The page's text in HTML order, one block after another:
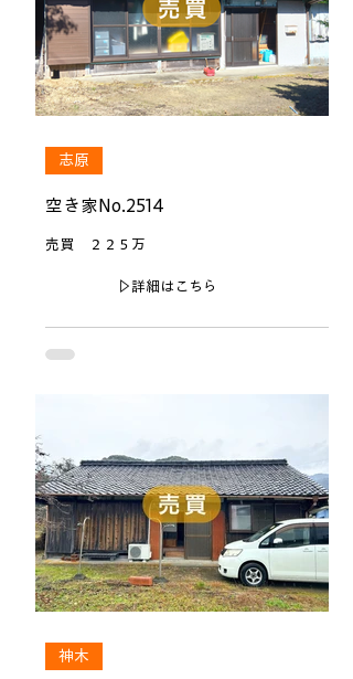
空き家No.2514
売買 ２２５万
▷詳細はこちら
志原
神木